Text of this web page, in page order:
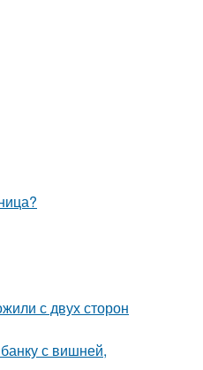
с двух сторон
с вишней,